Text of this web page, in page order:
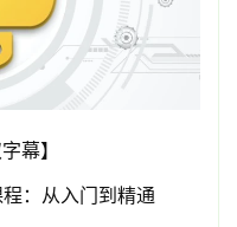
幕】
：从入门到精通